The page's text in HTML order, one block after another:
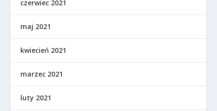
czerwiec 2021
maj 2021
kwiecień 2021
marzec 2021
luty 2021